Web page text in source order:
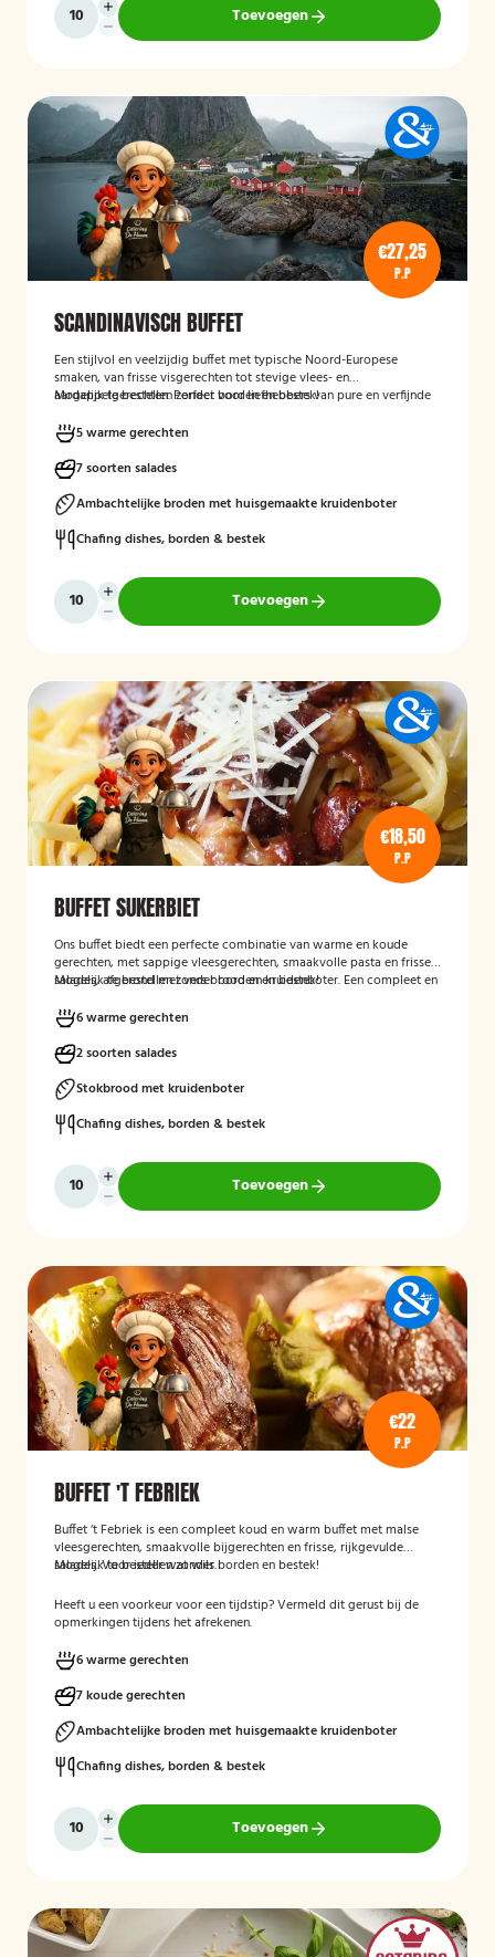
Toevoegen
€27,25
P.P
SCANDINAVISCH BUFFET
Een stijlvol en veelzijdig buffet met typische Noord-Europese
smaken, van frisse visgerechten tot stevige vlees- en
aardappelgerechten. Perfect voor liefhebbers van pure en verfijnde
Mogelijk te bestellen zonder borden en bestek!
5 warme gerechten
7 soorten salades
Ambachtelijke broden met huisgemaakte kruidenboter
Chafing dishes, borden & bestek
Toevoegen
€18,50
P.P
BUFFET SUKERBIET
Ons buffet biedt een perfecte combinatie van warme en koude
gerechten, met sappige vleesgerechten, smaakvolle pasta en frisse
salades, afgerond met vers brood en kruidenboter. Een compleet en
Mogelijk te bestellen zonder borden en bestek!
6 warme gerechten
2 soorten salades
Stokbrood met kruidenboter
Chafing dishes, borden & bestek
Toevoegen
€22
P.P
BUFFET 'T FEBRIEK
Buffet ‘t Febriek is een compleet koud en warm buffet met malse
vleesgerechten, smaakvolle bijgerechten en frisse, rijkgevulde
salades. Voor ieder wat wils.
Mogelijk te bestellen zonder borden en bestek!
Heeft u een voorkeur voor een tijdstip? Vermeld dit gerust bij de
opmerkingen tijdens het afrekenen.
6 warme gerechten
7 koude gerechten
Ambachtelijke broden met huisgemaakte kruidenboter
Chafing dishes, borden & bestek
Toevoegen